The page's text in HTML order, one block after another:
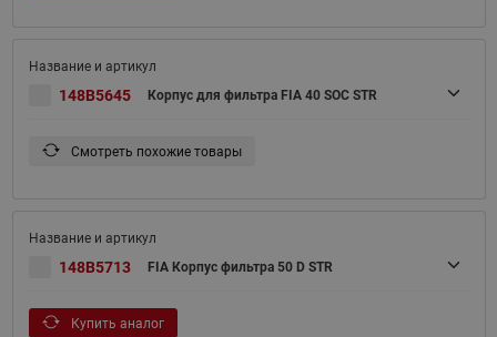
148B5645 Корпус для фильтра FIA 40 SOC STR
Смотреть похожие товары
148B5713 FIA Корпус фильтра 50 D STR
Купить аналог